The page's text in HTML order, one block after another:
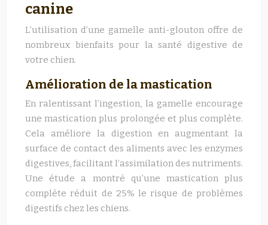
canine
L’utilisation d’une gamelle anti-glouton offre de
nombreux bienfaits pour la santé digestive de
votre chien.
Amélioration de la mastication
En ralentissant l’ingestion, la gamelle encourage
une mastication plus prolongée et plus complète.
Cela améliore la digestion en augmentant la
surface de contact des aliments avec les enzymes
digestives, facilitant l’assimilation des nutriments.
Une étude a montré qu’une mastication plus
complète réduit de 25% le risque de problèmes
digestifs chez les chiens.